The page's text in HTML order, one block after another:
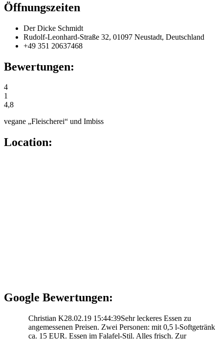
Öffnungszeiten
Der Dicke Schmidt
Rudolf-Leonhard-Straße 32, 01097 Neustadt, Deutschland
+49 351 20637468
Bewertungen:
4
1
4,8
vegane „Fleischerei“ und Imbiss
Location:
Google Bewertungen:
Christian K28.02.19 15:44:39Sehr leckeres Essen zu
angemessenen Preisen. Zwei Personen: mit 0,5 l-Softgetränk
ca. 15 EUR. Essen im Falafel-Stil. Alles frisch. Zur